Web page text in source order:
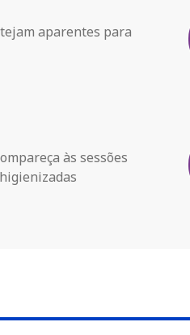
aparentes para
às sessões